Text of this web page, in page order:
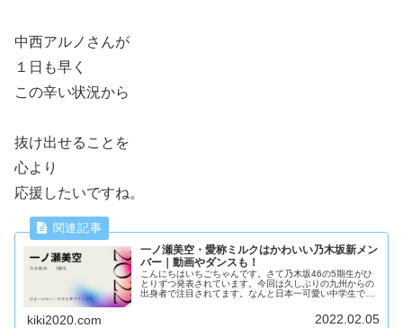
中西アルノさんが
１日も早く
この辛い状況から
抜け出せることを
心より
応援したいですね。
一ノ瀬美空・愛称ミルクはかわいい乃木坂新メン
バー｜動画やダンスも！
こんにちはいちごちゃんです。さて乃木坂46の5期生がひ
とりずつ発表されています。今回は久しぶりの九州からの
出身者で注目されてます。なんと日本一可愛い中学生で準
kiki2020.com 2022.02.05